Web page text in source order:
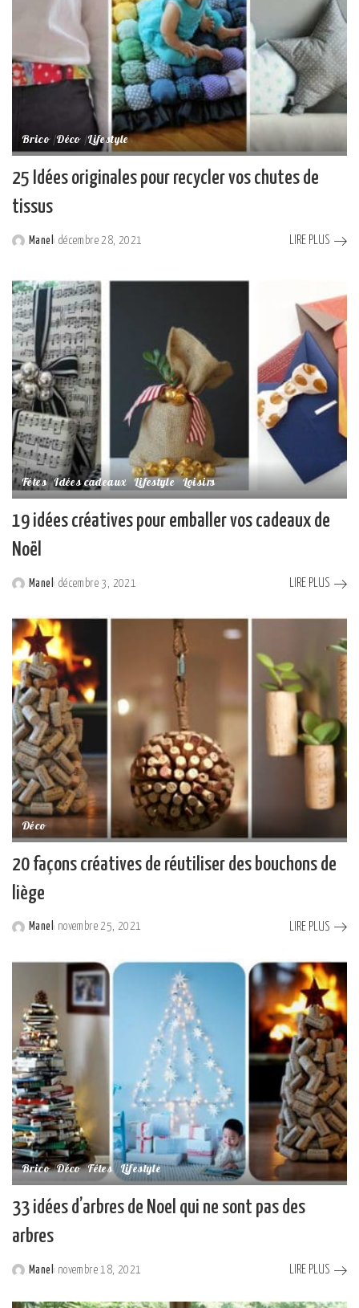
Brico Déco Lifestyle
25 Idées originales pour recycler vos chutes de
tissus
Posted
Manel décembre 28, 2021 LIRE PLUS
Fêtes Idées cadeaux Lifestyle Loisirs
19 idées créatives pour emballer vos cadeaux de
Noël
Manel décembre 3, 2021 LIRE PLUS
Déco
20 façons créatives de réutiliser des bouchons de
liège
Posted
Manel novembre 25, 2021 LIRE PLUS
Brico Déco Fêtes Lifestyle
33 idées d’arbres de Noel qui ne sont pas des
arbres
Posted
Manel novembre 18, 2021 LIRE PLUS